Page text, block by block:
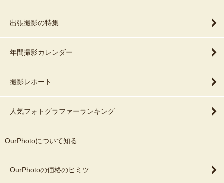
出張撮影の特集
年間撮影カレンダー
撮影レポート
人気フォトグラファーランキング
OurPhotoについて知る
OurPhotoの価格のヒミツ